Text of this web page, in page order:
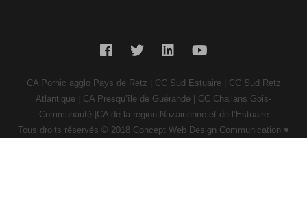
CA Pornic agglo Pays de Retz | CC Sud Estuaire | CC Sud Retz
Atlantique | CA Presqu’île de Guérande | CC Challans Gois-
Communauté |CA de la région Nazairienne et de l’Estuaire
Tous droits réservés © 2018 Concept Web Design Communication ♥